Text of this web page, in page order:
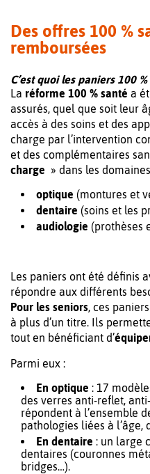
Des offres 100 %
remboursées
C’est quoi les paniers 100
La réforme 100 % santé a
assurés, quel que soit leur
accès à des soins et des
charge par l’intervention
et des complémentaires
charge » dans les
optique (montures et
dentaire (soins et les
audiologie (prothèses
Les paniers ont été définis
répondre aux différents
Pour les seniors, ces
à plus d’un titre. Ils
tout en bénéficiant d’
Parmi eux :
En optique : 17
des verres anti-reflet,
répondent à l’ensemble
pathologies liées à l’âge,
En dentaire : un large
dentaires (couronnes
bridges…).